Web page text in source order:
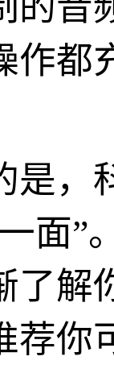
作都
是，
面”
了解
荐你